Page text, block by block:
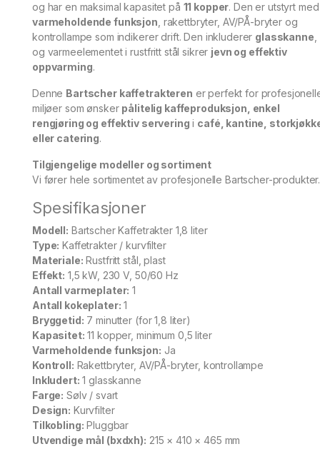
og har en maksimal kapasitet på 11 kopper. Den er utstyrt med
varmeholdende funksjon , rakettbryter, AV/PÅ-bryter og
kontrollampe som indikerer drift. Den inkluderer glasskanne
og varmeelementet i rustfritt stål sikrer jevn og effektiv
oppvarming.
Denne Bartscher kaffetrakteren er perfekt for
miljøer som ønsker pålitelig kaffeproduksjon, enkel
rengjøring og effektiv servering i café, kantine,
eller catering.
Tilgjengelige modeller og sortiment
Vi fører hele sortimentet av profesjonelle Bartscher-produkter.
Spesifikasjoner
Modell: Bartscher Kaffetrakter 1,8 liter
Type: Kaffetrakter / kurvfilter
Materiale: Rustfritt stål, plast
Effekt: 1,5 kW, 230 V, 50/60 Hz
Antall varmeplater: 1
Antall kokeplater: 1
Bryggetid: 7 minutter (for 1,8 liter)
Kapasitet: 11 kopper, minimum 0,5 liter
Varmeholdende funksjon: Ja
Kontroll: Rakettbryter, AV/PÅ-bryter, kontrollampe
Inkludert: 1 glasskanne
Farge: Sølv / svart
Design: Kurvfilter
Tilkobling: Pluggbar
Utvendige mål (bxdxh): 215 × 410 × 465 mm